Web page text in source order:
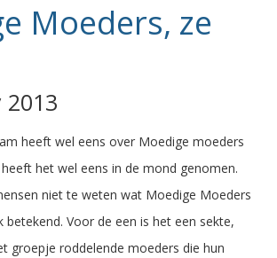
Moeders, ze
2013
heeft wel eens over Moedige moeders
het wel eens in de mond genomen.
niet te weten wat Moedige Moeders
betekend. Voor de een is het een sekte,
groepje roddelende moeders die hun